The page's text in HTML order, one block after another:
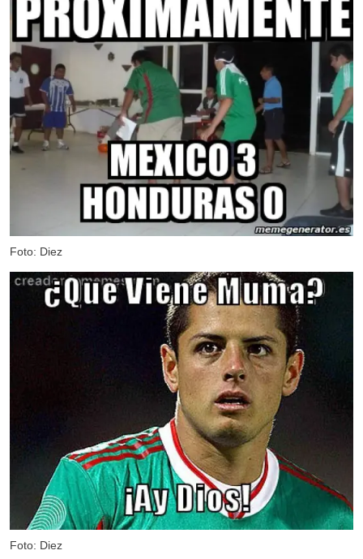
Foto: Diez
Foto: Diez